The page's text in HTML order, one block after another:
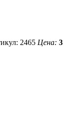
2465 Цена: 3